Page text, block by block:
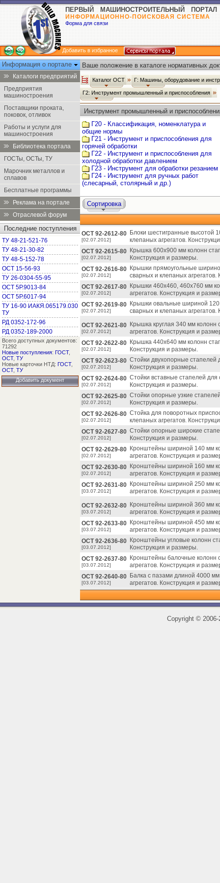
ПЕРВЫЙ МАШИНОСТРОИТЕЛЬНЫЙ ПОРТАЛ
ИНФОРМАЦИОННО-ПОИСКОВАЯ СИСТЕМА
Форма для связи
Добавить в избранное
Информация о портале
Каталоги предприятий
Предприятия
машиностроения
Поставщики проката,
поковок, отливок
Работы и услуги для
машиностроения
Библиотека портала
ГОСТы, ОСТы, ТУ
Марочник металлов и
сплавов
Бесплатные программы
Реклама на портале
Отраслевой форум
Последние поступления
ТУ 48-21-521-76
ТУ 48-21-30-82
ТУ 48-5-152-78
ОСТ 15-56-93
ТУ 26-0304-55-95
ОСТ 5Р.9013-84
ОСТ 5Р.6017-94
ТУ 16-90 ИАКЯ.065179.030
ТУ
РД 0352-172-96
РД 0352-189-2000
Всего доступных документов:
71292
Новые поступления: ГОСТ,
ОСТ, ТУ
Новые карточки НТД: ГОСТ,
ОСТ, ТУ
Добавить документ
Ваше положение в каталоге нормативных
Каталог ОСТ Г: Машины, оборудование и
Г2: Инструмент промышленный и приспособления
Инструмент промышленный и
Г20 - Классификация, номенклатура и
общие нормы
Г21 - Инструмент и приспособления для
горячей обработки
Г22 - Инструмент и приспособления для
холодной обработки давлением
Г23 - Инструмент для обработки резанием
Г24 - Инструмент для ручных работ
(слесарный, столярный и др.)
Сортировка
ОСТ 92-2612-80
[02.07.2012]
Блоки шестигранные высотой
клепаных агрегатов.
ОСТ 92-2615-80
[02.07.2012]
Крышка 600х900 мм колонн
Конструкция и размеры.
ОСТ 92-2616-80
[02.07.2012]
Крышки прямоугольные
сварных и клепаных
ОСТ 92-2617-80
[02.07.2012]
Крышки 460х460, 460х760 мм
агрегатов. Конструкция и
ОСТ 92-2619-80
[02.07.2012]
Крышки овальные шириной
сварных и клепаных
ОСТ 92-2621-80
[02.07.2012]
Крышка круглая 340 мм колонн
агрегатов. Конструкция и
ОСТ 92-2622-80
[02.07.2012]
Крышка 440х640 мм колонн
Конструкция и размеры.
ОСТ 92-2623-80
[02.07.2012]
Стойки двухопорные стапелей
Конструкция и размеры.
ОСТ 92-2624-80
[02.07.2012]
Стойки вставные стапелей для
Конструкция и размеры.
ОСТ 92-2625-80
[02.07.2012]
Стойки опорные узкие
Конструкция и размеры.
ОСТ 92-2626-80
[02.07.2012]
Стойка для поворотных
клепаных агрегатов.
ОСТ 92-2627-80
[02.07.2012]
Стойки опорные широкие
Конструкция и размеры.
ОСТ 92-2629-80
[02.07.2012]
Кронштейны шириной 140 мм
агрегатов. Конструкция и
ОСТ 92-2630-80
[02.07.2012]
Кронштейны шириной 160 мм
агрегатов. Конструкция и
ОСТ 92-2631-80
[03.07.2012]
Кронштейны шириной 250 мм
агрегатов. Конструкция и
ОСТ 92-2632-80
[03.07.2012]
Кронштейны шириной 360 мм
агрегатов. Конструкция и
ОСТ 92-2633-80
[03.07.2012]
Кронштейны шириной 450 мм
агрегатов. Конструкция и
ОСТ 92-2636-80
[03.07.2012]
Кронштейны угловые колонн
Конструкция и размеры.
ОСТ 92-2637-80
[03.07.2012]
Кронштейны балочные колонн
агрегатов. Конструкция и
ОСТ 92-2640-80
[03.07.2012]
Балка с пазами длиной 4000
агрегатов. Конструкция и
Copyright ©